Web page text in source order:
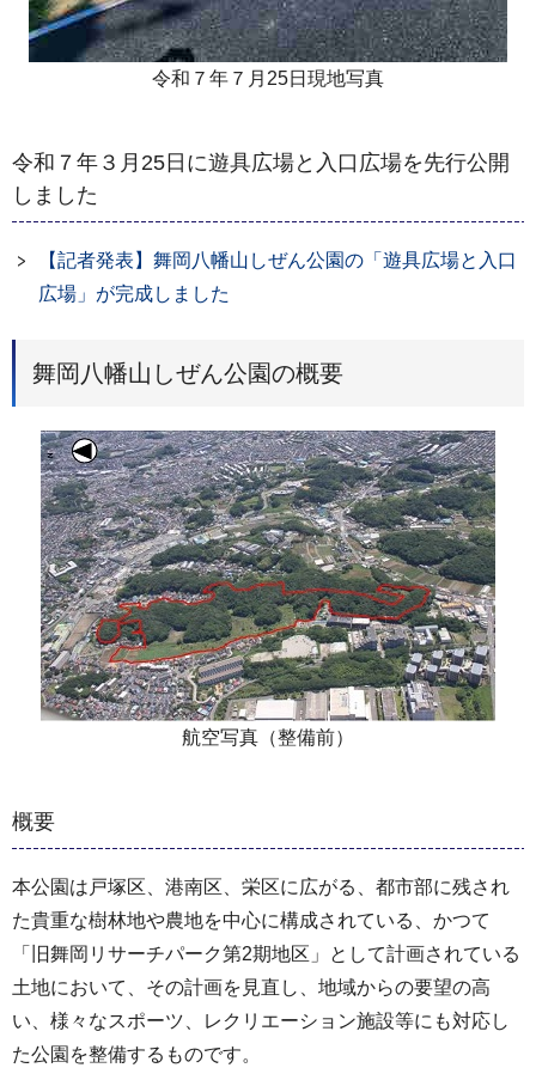
令和７年７月25日現地写真
令和７年３月25日に遊具広場と入口広場を先行公開
しました
【記者発表】舞岡八幡山しぜん公園の「遊具広場と入口
広場」が完成しました
舞岡八幡山しぜん公園の概要
航空写真（整備前）
概要
本公園は戸塚区、港南区、栄区に広がる、都市部に残され
た貴重な樹林地や農地を中心に構成されている、かつて
「旧舞岡リサーチパーク第2期地区」として計画されている
土地において、その計画を見直し、地域からの要望の高
い、様々なスポーツ、レクリエーション施設等にも対応し
た公園を整備するものです。